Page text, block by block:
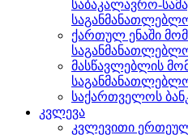
საბაკალავრო-
ქართულ ენაში
მასწავლებლის
საქართველოს
კვლევა
კვლევითი